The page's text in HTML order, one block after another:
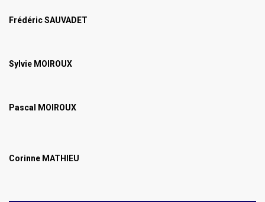
Frédéric SAUVADET
Sylvie MOIROUX
Pascal MOIROUX
Corinne MATHIEU